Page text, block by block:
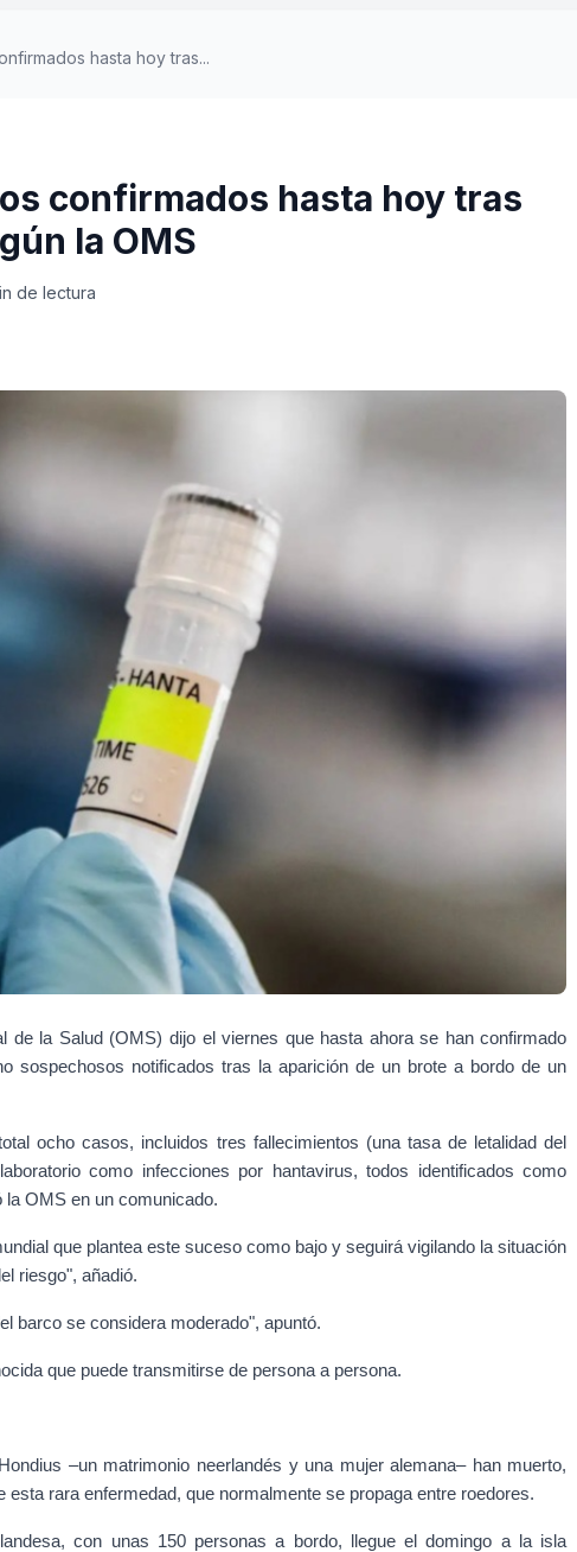
hasta hoy tras...
confirmados hasta hoy tras
la OMS
de lectura
de la Salud (OMS) dijo el viernes que hasta ahora se han confirmado
sospechosos notificados tras la aparición de un brote a bordo de un
ocho casos, incluidos tres fallecimientos (una tasa de letalidad del
como infecciones por hantavirus, todos identificados como
OMS en un comunicado.
que plantea este suceso como bajo y seguirá vigilando la situación
riesgo", añadió.
barco se considera moderado", apuntó.
que puede transmitirse de persona a persona.
–un matrimonio neerlandés y una mujer alemana– han muerto,
rara enfermedad, que normalmente se propaga entre roedores.
con unas 150 personas a bordo, llegue el domingo a la isla